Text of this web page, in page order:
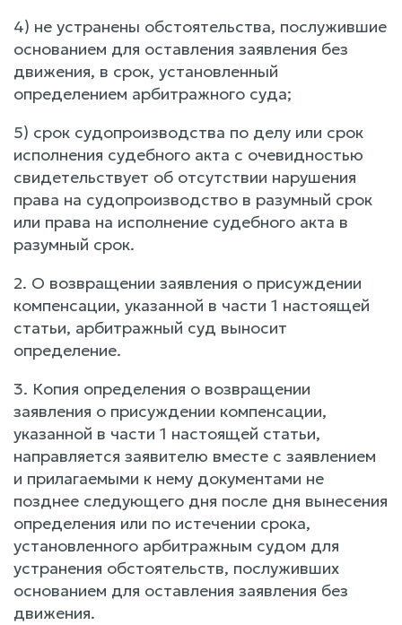
4) не устранены обстоятельства, послужившие
основанием для оставления заявления без
движения, в срок, установленный
определением арбитражного суда;
5) срок судопроизводства по делу или срок
исполнения судебного акта с очевидностью
свидетельствует об отсутствии нарушения
права на судопроизводство в разумный срок
или права на исполнение судебного акта в
разумный срок.
2. О возвращении заявления о присуждении
компенсации, указанной в части 1 настоящей
статьи, арбитражный суд выносит
определение.
3. Копия определения о возвращении
заявления о присуждении компенсации,
указанной в части 1 настоящей статьи,
направляется заявителю вместе с заявлением
и прилагаемыми к нему документами не
позднее следующего дня после дня вынесения
определения или по истечении срока,
установленного арбитражным судом для
устранения обстоятельств, послуживших
основанием для оставления заявления без
движения.